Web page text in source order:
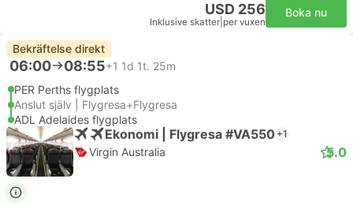
USD 256
Inklusive skatter per vuxen
Boka nu
Bekräftelse direkt
06:00 08:55+1 1d 1t. 25m
PER Perths flygplats
Anslut själv | Flygresa+Flygresa
ADL Adelaides flygplats
Ekonomi | Flygresa #VA550 +1
Virgin Australia 5.0